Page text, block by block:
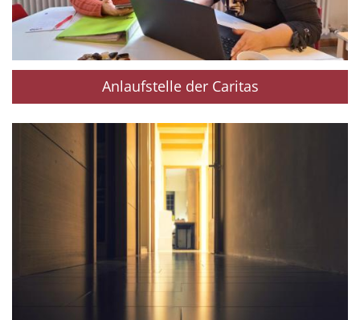
Anlaufstelle der Caritas